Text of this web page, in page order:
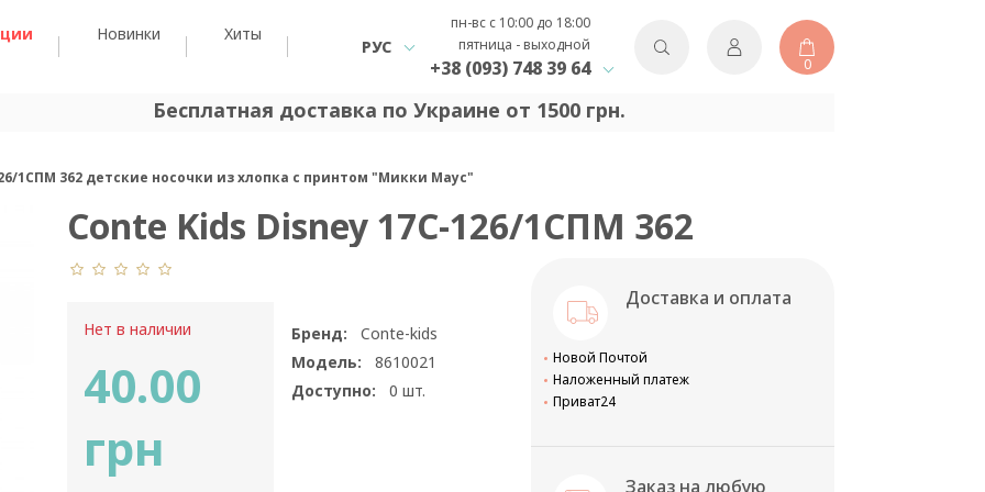
Новинки Хиты
РУС
пн-вс с 10:00 до 18:00
пятница - выходной
+38 (093) 748 39 64 0
Бесплатная доставка по Украине от 1500 грн.
1СПМ 362 детские носочки из хлопка с принтом "Микки Маус"
Conte Kids Disney 17С-126/1СПМ 362
Нет в наличии
40.00
грн
Бренд:
Conte-kids
Модель:
8610021
Доступно:
0 шт.
Доставка и оплата
Новой Почтой
Наложенный платеж
Приват24
Заказ на любую